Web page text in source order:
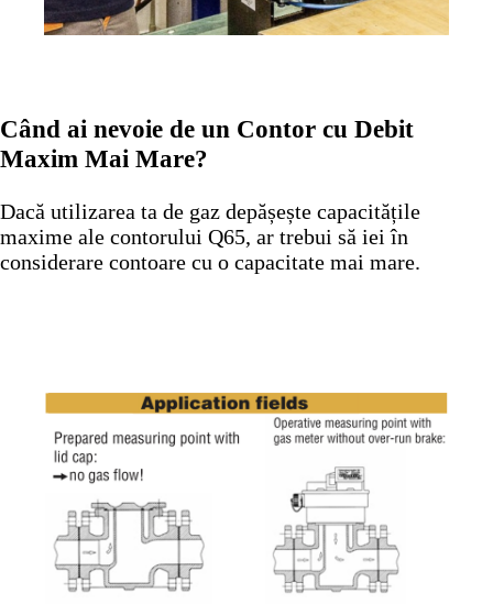
Când ai nevoie de un Contor cu Debit
Maxim Mai Mare?
Dacă utilizarea ta de gaz depășește capacitățile
maxime ale contorului Q65, ar trebui să iei în
considerare contoare cu o capacitate mai mare.